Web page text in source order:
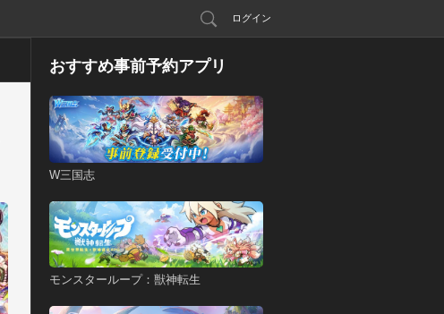
ログイン
おすすめ事前予約アプリ
W三国志
モンスターループ：獣神転生